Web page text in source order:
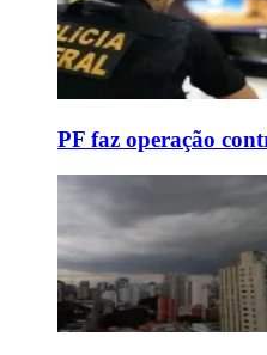
PF faz operação